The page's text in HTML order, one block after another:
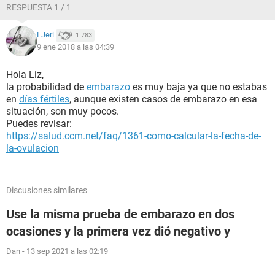
RESPUESTA 1 / 1
LJeri 1.783
9 ene 2018 a las 04:39
Hola Liz,
la probabilidad de embarazo es muy baja ya que no estabas
en días fértiles, aunque existen casos de embarazo en esa
situación, son muy pocos.
Puedes revisar:
https://salud.ccm.net/faq/1361-como-calcular-la-fecha-de-
la-ovulacion
Discusiones similares
Use la misma prueba de embarazo en dos
ocasiones y la primera vez dió negativo y
Dan - 13 sep 2021 a las 02:19